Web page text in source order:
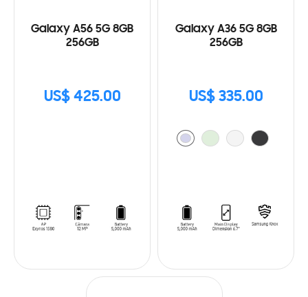
Galaxy A56 5G 8GB
256GB
US$ 425.00
Galaxy A36 5G 8GB
256GB
US$ 335.00